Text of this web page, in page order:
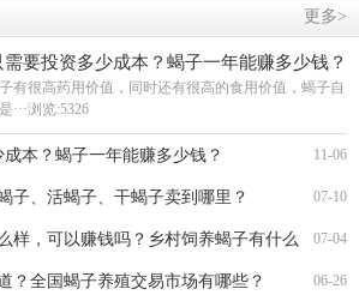
更多>
需要投资多少成本？蝎子一年能赚多少钱？
有很高药用价值，同时还有很高的食用价值，蝎子自
···浏览:5326
11-06
本？蝎子一年能赚多少钱？
07-10
子、活蝎子、干蝎子卖到哪里？
07-04
样，可以赚钱吗？乡村饲养蝎子有什么
06-26
？全国蝎子养殖交易市场有哪些？